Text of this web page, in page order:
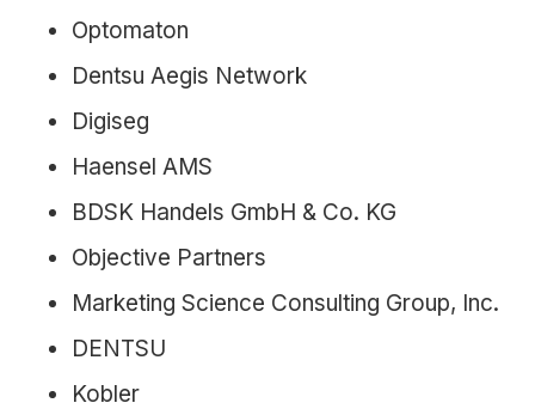
Optomaton
Dentsu Aegis Network
Digiseg
Haensel AMS
BDSK Handels GmbH & Co. KG
Objective Partners
Marketing Science Consulting Group, Inc.
DENTSU
Kobler